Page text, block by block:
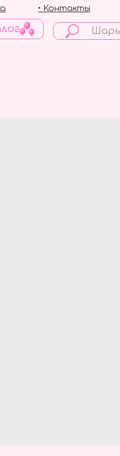
• Контакты